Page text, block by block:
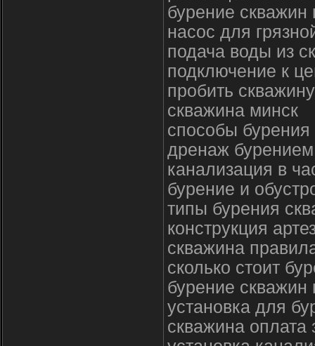
бурение
насос для
подача воды из
подключение к
пробить
скважина минск
способы бурения
дренаж
канализация в
бурение и
типы бурения
конструкция
скважина
сколько стоит
бурение скважин
установка для
скважина оплата